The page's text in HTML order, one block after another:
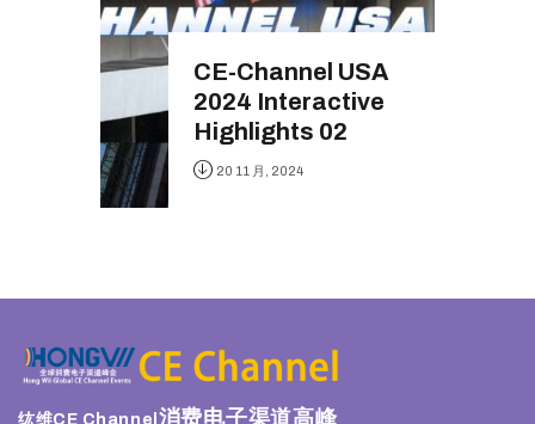
CE-Channel USA
2024 Interactive
Highlights 02
20 11 月, 2024
纮维CE Channel 消费电子渠道高峰